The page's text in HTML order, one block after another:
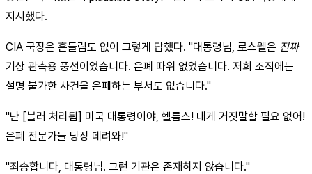
지시했다.
CIA 국장은 흔들림도 없이 그렇게 답했다. "대통령님, 로스웰은 진짜
기상 관측용 풍선이었습니다. 은폐 따위 없었습니다. 저희 조직에는
설명 불가한 사건을 은폐하는 부서도 없습니다."
"난 [블러 처리됨] 미국 대통령이야, 헬름스! 내게 거짓말할 필요 없어!
은폐 전문가들 당장 데려와!"
"죄송합니다, 대통령님. 그런 기관은 존재하지 않습니다."